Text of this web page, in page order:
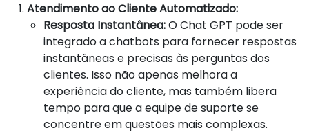
Atendimento ao Cliente Automatizado:
Resposta Instantânea:O Chat GPT pode ser
integrado a chatbots para fornecer respostas
instantâneas e precisas às perguntas dos
clientes. Isso não apenas melhora a
experiência do cliente, mas também libera
tempo para que a equipe de suporte se
concentre em questões mais complexas.